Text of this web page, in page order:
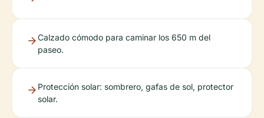
Calzado cómodo para caminar los 650 m del
paseo.
Protección solar: sombrero, gafas de sol, protector
solar.